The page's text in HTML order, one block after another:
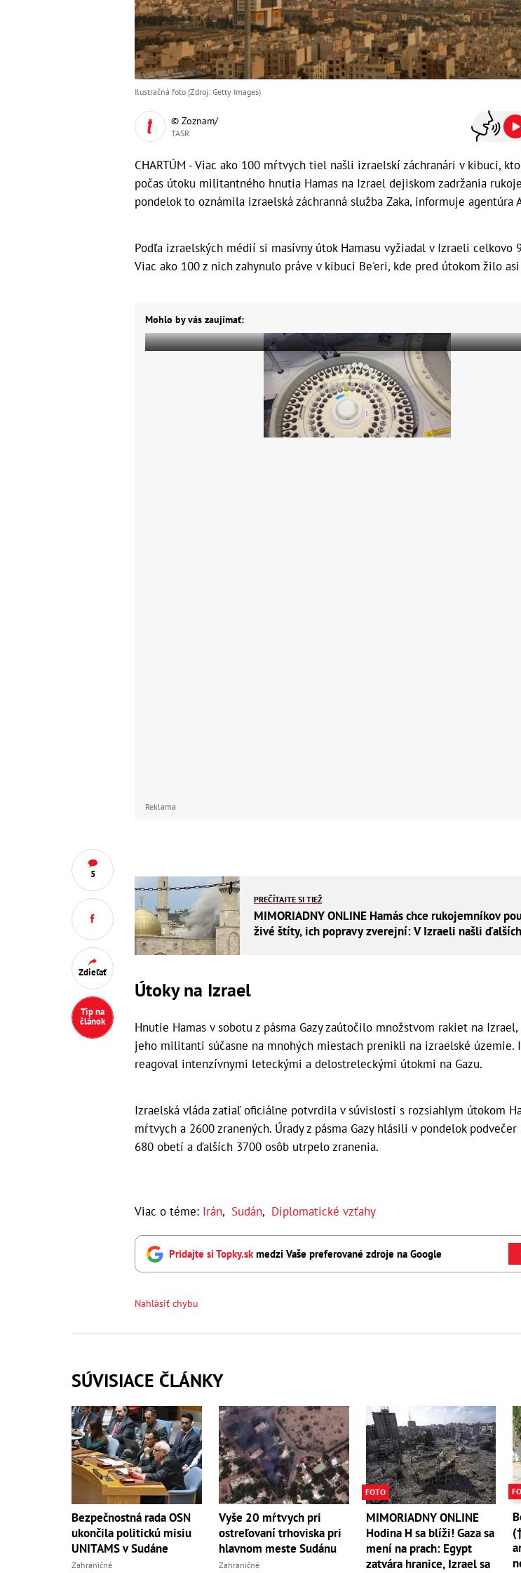
5
Zdieľať
Tip na
článok
Ilustračná foto (Zdroj: Getty Images)
© Zoznam/
TASR
CHARTÚM - Viac ako 100 mŕtvych tiel našli izraelskí záchranári v kibuci,
počas útoku militantného hnutia Hamas na Izrael dejiskom zadržania
pondelok to oznámila izraelská záchranná služba Zaka, informuje agentúra
Podľa izraelských médií si masívny útok Hamasu vyžiadal v Izraeli celkovo
Viac ako 100 z nich zahynulo práve v kibuci Be'eri, kde pred útokom žilo
Mohlo by vás zaujímať:
Reklama
PREČÍTAJTE SI TIEŽ
MIMORIADNY ONLINE Hamás chce rukojemníkov
živé štíty, ich popravy zverejní: V Izraeli našli
Útoky na Izrael
Hnutie Hamas v sobotu z pásma Gazy zaútočilo množstvom rakiet na
jeho militanti súčasne na mnohých miestach prenikli na izraelské územie.
reagoval intenzívnymi leteckými a delostreleckými útokmi na Gazu.
Izraelská vláda zatiaľ oficiálne potvrdila v súvislosti s rozsiahlym útokom
mŕtvych a 2600 zranených. Úrady z pásma Gazy hlásili v pondelok
680 obetí a ďalších 3700 osôb utrpelo zranenia.
Viac o téme: Irán, Sudán, Diplomatické vzťahy
Pridajte si Topky.sk medzi Vaše preferované zdroje na Google
Nahlásiť chybu
SÚVISIACE ČLÁNKY
Bezpečnostná rada OSN
ukončila politickú misiu
UNITAMS v Sudáne
Zahraničné
Vyše 20 mŕtvych pri
ostreľovaní trhoviska pri
hlavnom meste Sudánu
Zahraničné
FOTO
MIMORIADNY ONLINE
Hodina H sa blíži! Gaza sa
mení na prach: Egypt
zatvára hranice, Izrael sa